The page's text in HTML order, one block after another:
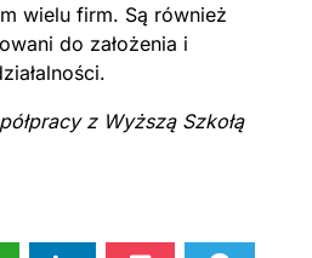
wielu firm. Są również
do założenia i
z Wyższą Szkołą